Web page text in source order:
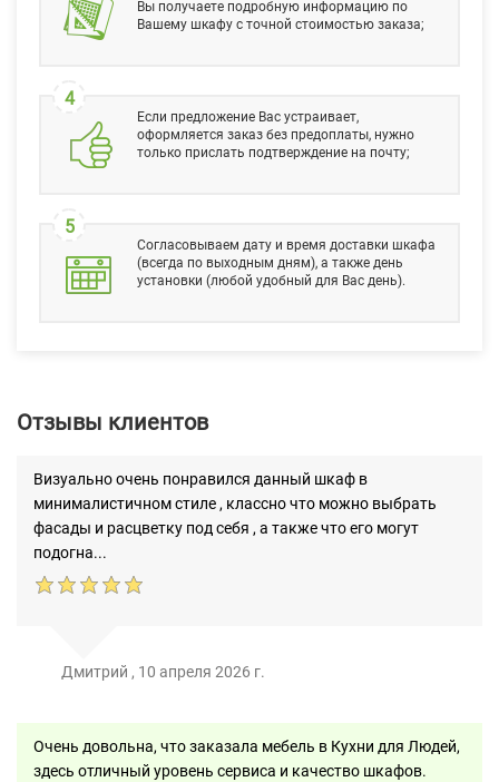
Вы получаете подробную информацию по
Вашему шкафу с точной стоимостью заказа;
4
Если предложение Вас устраивает,
оформляется заказ без предоплаты, нужно
только прислать подтверждение на почту;
5
Согласовываем дату и время доставки шкафа
(всегда по выходным дням), а также день
установки (любой удобный для Вас день).
Отзывы клиентов
Визуально очень понравился данный шкаф в
минималистичном стиле , классно что можно выбрать
фасады и расцветку под себя , а также что его могут
подогна...
Дмитрий , 10 апреля 2026 г.
Очень довольна, что заказала мебель в Кухни для Людей,
здесь отличный уровень сервиса и качество шкафов.